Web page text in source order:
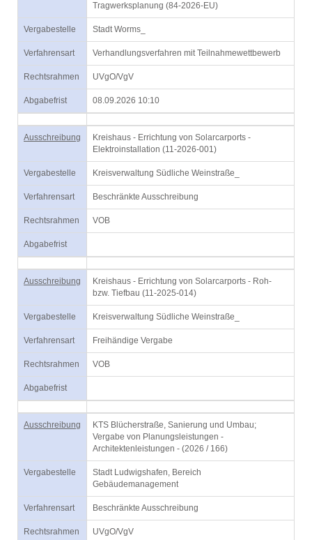
Tragwerksplanung (84-2026-EU)
Vergabestelle Stadt Worms_
Verfahrensart Verhandlungsverfahren mit Teilnahmewettbewerb
Rechtsrahmen UVgO/VgV
Abgabefrist 08.09.2026 10:10
Ausschreibung
Kreishaus - Errichtung von Solarcarports -
Elektroinstallation (11-2026-001)
Vergabestelle Kreisverwaltung Südliche Weinstraße_
Verfahrensart Beschränkte Ausschreibung
Rechtsrahmen VOB
Abgabefrist
Ausschreibung
Kreishaus - Errichtung von Solarcarports - Roh-
bzw. Tiefbau (11-2025-014)
Vergabestelle Kreisverwaltung Südliche Weinstraße_
Verfahrensart Freihändige Vergabe
Rechtsrahmen VOB
Abgabefrist
Ausschreibung
KTS Blücherstraße, Sanierung und Umbau;
Vergabe von Planungsleistungen -
Architektenleistungen - (2026 / 166)
Vergabestelle
Stadt Ludwigshafen, Bereich
Gebäudemanagement
Verfahrensart Beschränkte Ausschreibung
Rechtsrahmen UVgO/VgV